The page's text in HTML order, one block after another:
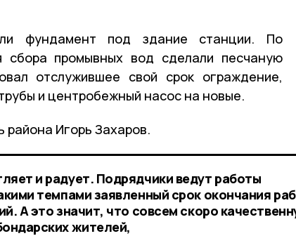
фундамент под здание станции. По
сбора промывных вод сделали песчаную
отслужившее свой срок ограждение,
и центробежный насос на новые.
района Игорь Захаров.
и радует. Подрядчики ведут работы
темпами заявленный срок окончания
А это значит, что совсем скоро
жителей,